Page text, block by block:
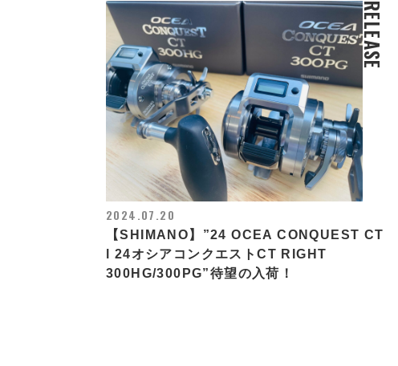
RELEASE
2024.07.20
【SHIMANO】”24 OCEA CONQUEST CT
l 24オシアコンクエストCT RIGHT
300HG/300PG”待望の入荷！